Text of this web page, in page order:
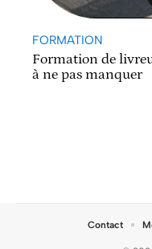
FORMATION
Formation de
à ne pas manquer
Contact